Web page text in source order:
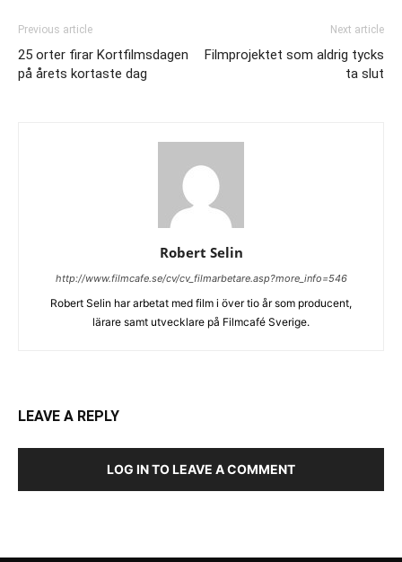
Previous article
25 orter firar Kortfilmsdagen
på årets kortaste dag
Next article
Filmprojektet som aldrig tycks
ta slut
Robert Selin
http://www.filmcafe.se/cv/cv_filmarbetare.asp?more_info=546
Robert Selin har arbetat med film i över tio år som producent,
lärare samt utvecklare på Filmcafé Sverige.
LEAVE A REPLY
LOG IN TO LEAVE A COMMENT